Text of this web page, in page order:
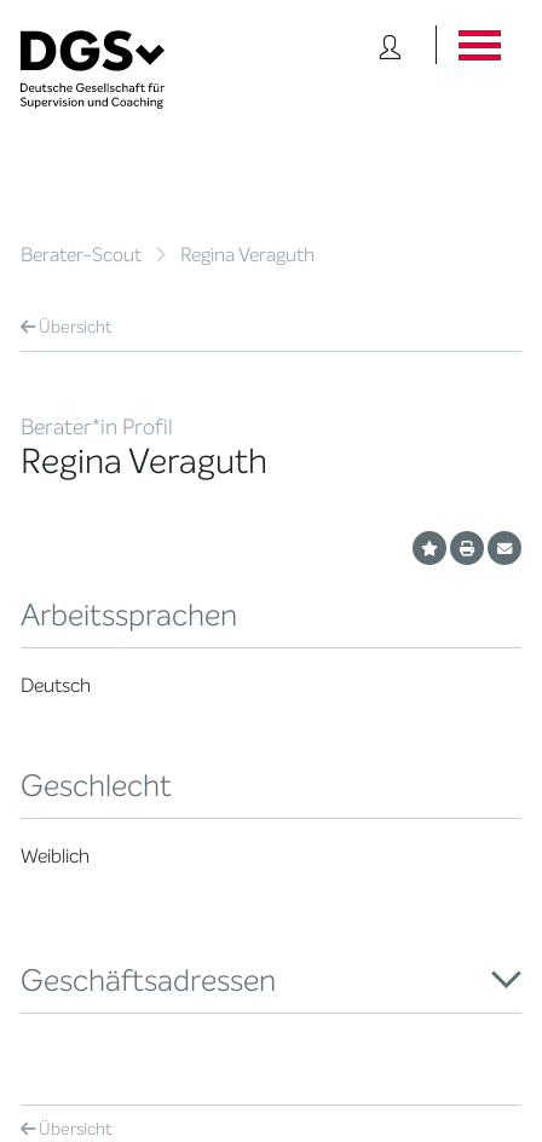
Berater-Scout Regina Veraguth
Übersicht
Berater*in Profil
Regina Veraguth
Arbeitssprachen
Deutsch
Geschlecht
Weiblich
Geschäftsadressen
Übersicht